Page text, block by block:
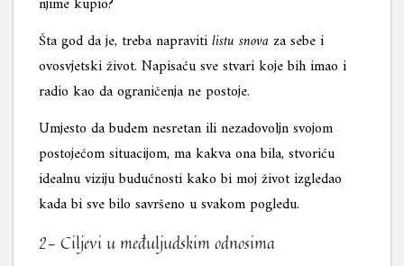
Šta god da je, treba napravitilistu snovaza sebe i
ovosvjetski život. Napisaću sve stvari koje bih imao i
radio kao da ograničenja ne postoje.
Umjesto da budem nesretan ili nezadovoljn svojom
postojećom situacijom, ma kakva ona bila, stvoriću
idealnu viziju budućnosti kako bi moj život izgledao
kada bi sve bilo savršeno u svakom pogledu.
2- Ciljevi u međuljudskim odnosima